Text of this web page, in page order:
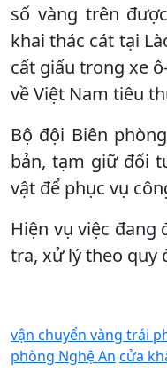
số vàng trên
khai thác cát tại
cất giấu trong xe
về Việt Nam tiêu
Bộ đội Biên
bản, tạm giữ đối
vật để phục vụ
Hiện vụ việc
tra, xử lý theo quy
vận chuyển vàng trái
phòng Nghệ An cửa